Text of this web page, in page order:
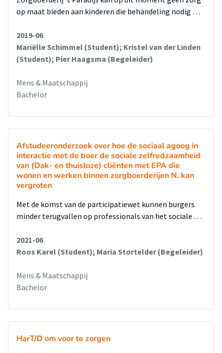
op maat bieden aan kinderen die behandeling nodig …
2019-06
Mariëlle Schimmel (Student); Kristel van der Linden
(Student); Pier Haagsma (Begeleider)
Mens & Maatschappij
Bachelor
Afstudeeronderzoek over hoe de sociaal agoog in
interactie met de boer de sociale zelfredzaamheid
van (Dak- en thuisloze) cliënten met EPA die
wonen en werken binnen zorgboerderijen N. kan
vergroten
Met de komst van de participatiewet kunnen burgers
minder terugvallen op professionals van het sociale …
2021-06
Roos Karel (Student); Maria Stortelder (Begeleider)
Mens & Maatschappij
Bachelor
HarT/D om voor te zorgen